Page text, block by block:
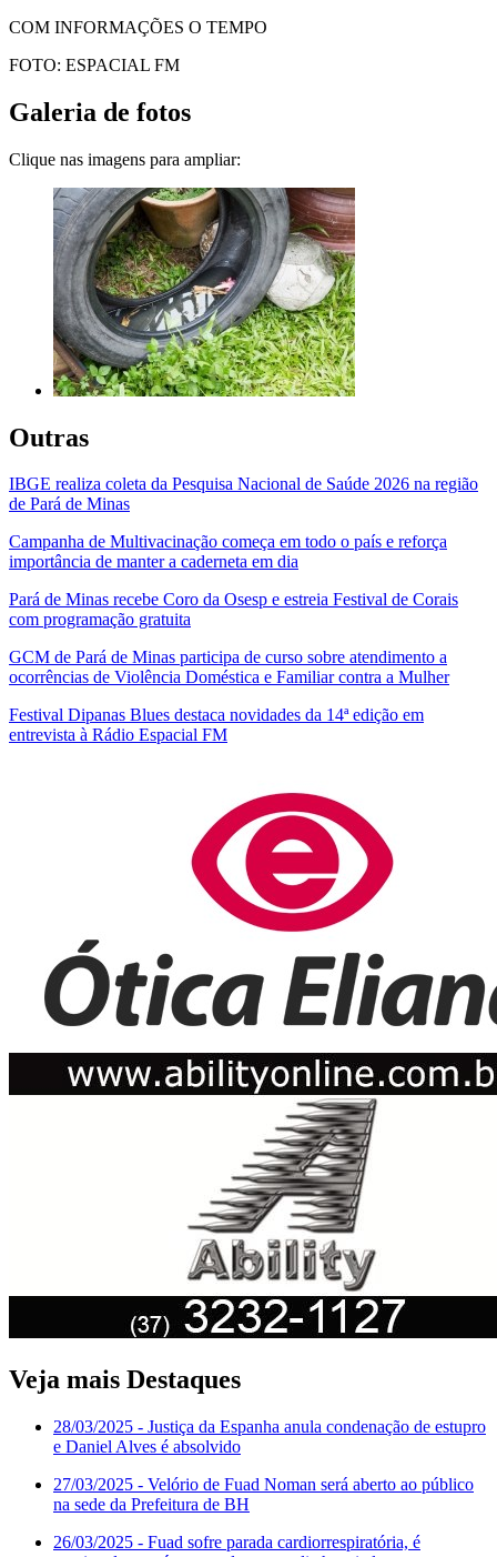
COM INFORMAÇÕES O TEMPO
FOTO: ESPACIAL FM
Galeria de fotos
Clique nas imagens para ampliar:
Outras
IBGE realiza coleta da Pesquisa Nacional de Saúde 2026 na região
de Pará de Minas
Campanha de Multivacinação começa em todo o país e reforça
importância de manter a caderneta em dia
Pará de Minas recebe Coro da Osesp e estreia Festival de Corais
com programação gratuita
GCM de Pará de Minas participa de curso sobre atendimento a
ocorrências de Violência Doméstica e Familiar contra a Mulher
Festival Dipanas Blues destaca novidades da 14ª edição em
entrevista à Rádio Espacial FM
Veja mais Destaques
28/03/2025 - Justiça da Espanha anula condenação de estupro
e Daniel Alves é absolvido
27/03/2025 - Velório de Fuad Noman será aberto ao público
na sede da Prefeitura de BH
26/03/2025 - Fuad sofre parada cardiorrespiratória, é